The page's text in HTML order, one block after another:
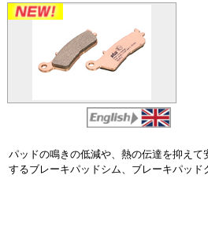
パッドの鳴きの低減や、熱の伝達を抑え
するブレーキパッドシム、ブレーキパッド